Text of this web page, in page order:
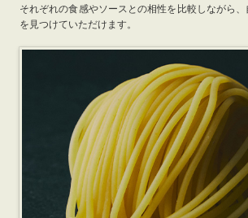
それぞれの食感やソースとの相性を比較しながら
を見つけていただけます。